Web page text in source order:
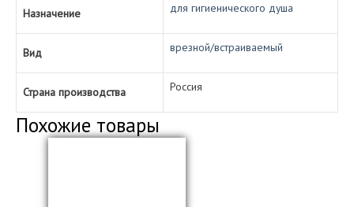
Назначение для гигиенического душа
Вид врезной/встраиваемый
Страна производства Россия
Похожие товары